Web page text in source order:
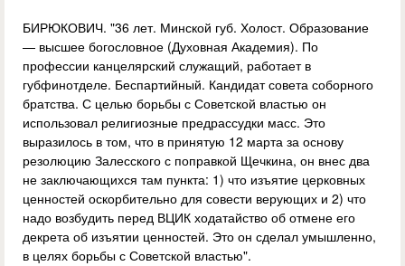
БИРЮКОВИЧ. "36 лет. Минской губ. Холост. Образование
— высшее богословное (Духовная Академия). По
профессии канцелярский служащий, работает в
губфинотделе. Беспартийный. Кандидат совета соборного
братства. С целью борьбы с Советской властью он
использовал религиозные предрассудки масс. Это
выразилось в том, что в принятую 12 марта за основу
резолюцию Залесского с поправкой Щечкина, он внес два
не заключающихся там пункта: 1) что изъятие церковных
ценностей оскорбительно для совести верующих и 2) что
надо возбудить перед ВЦИК ходатайство об отмене его
декрета об изъятии ценностей. Это он сделал умышленно,
в целях борьбы с Советской властью".